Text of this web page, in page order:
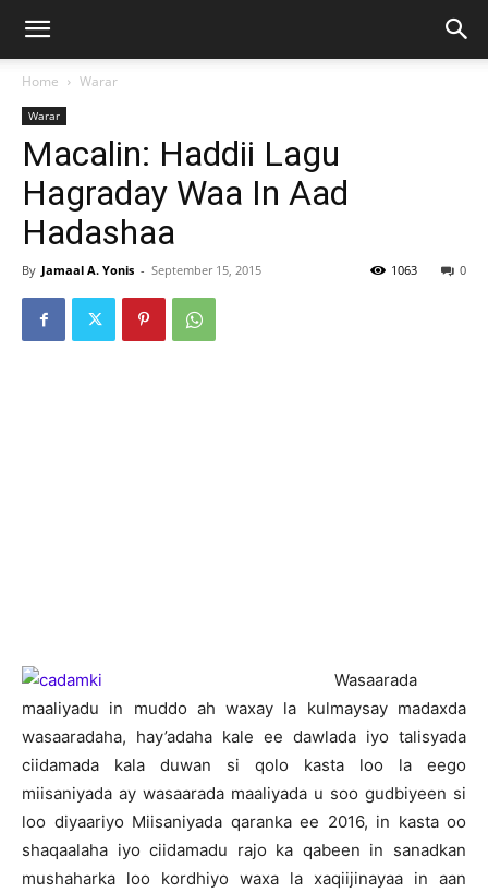
Home Warar
Warar
Macalin: Haddii Lagu
Hagraday Waa In Aad
Hadashaa
By Jamaal A. Yonis - September 15, 2015 0
1063
Wasaarada
maaliyadu in muddo ah waxay la kulmaysay madaxda
wasaaradaha, hay’adaha kale ee dawlada iyo talisyada
ciidamada kala duwan si qolo kasta loo la eego
miisaniyada ay wasaarada maaliyada u soo gudbiyeen si
loo diyaariyo Miisaniyada qaranka ee 2016, in kasta oo
shaqaalaha iyo ciidamadu rajo ka qabeen in sanadkan
mushaharka loo kordhiyo waxa la xaqiijinayaa in aan